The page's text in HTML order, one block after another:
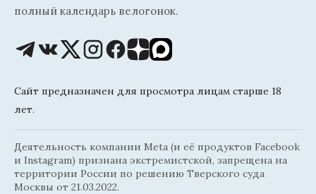
полный календарь велогонок.
Сайт предназначен для просмотра лицам старше 18
лет.
Деятельность компании Meta (и её продуктов Facebook
и Instagram) признана экстремистской, запрещена на
территории России по решению Тверского суда
Москвы от 21.03.2022.